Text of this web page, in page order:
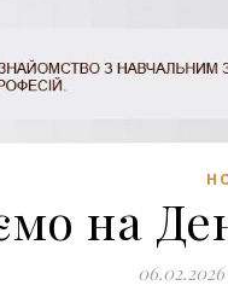
на
06.02.2026